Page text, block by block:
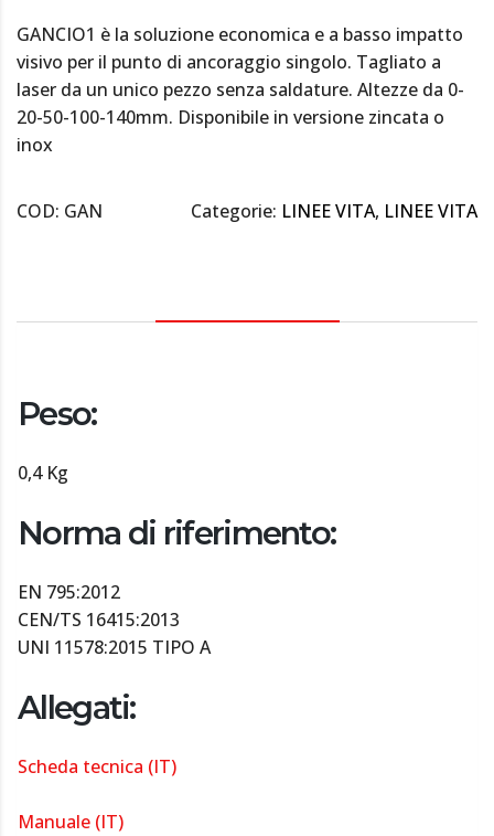
GANCIO1 è la soluzione economica e a basso impatto
visivo per il punto di ancoraggio singolo. Tagliato a
laser da un unico pezzo senza saldature. Altezze da 0-
20-50-100-140mm. Disponibile in versione zincata o
inox
COD: GAN Categorie: LINEE VITA, LINEE VITA
Peso:
0,4 Kg
Norma di riferimento:
EN 795:2012
CEN/TS 16415:2013
UNI 11578:2015 TIPO A
Allegati:
Scheda tecnica (IT)
Manuale (IT)